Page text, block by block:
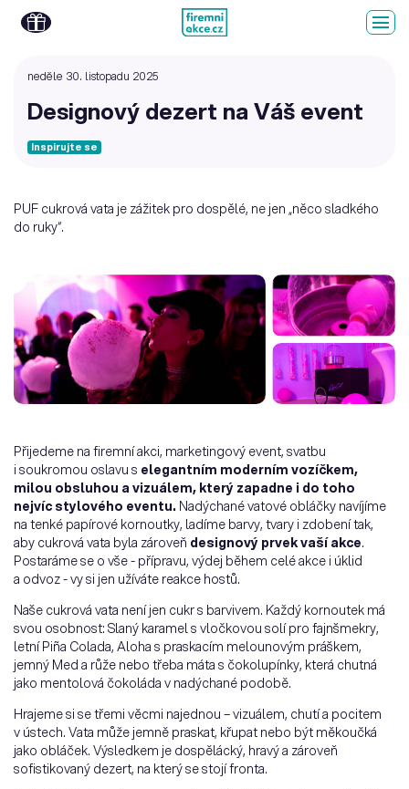
neděle 30. listopadu 2025
Designový dezert na Váš event
Inspirujte se
PUF cukrová vata je zážitek pro dospělé, ne jen „něco sladkého
do ruky“.
Přijedeme na firemní akci, marketingový event, svatbu
i soukromou oslavu s elegantním moderním vozíčkem,
milou obsluhou a vizuálem, který zapadne i do toho
nejvíc stylového eventu. Nadýchané vatové obláčky navíjíme
na tenké papírové kornoutky, ladíme barvy, tvary i zdobení tak,
aby cukrová vata byla zároveň designový prvek vaší akce.
Postaráme se o vše - přípravu, výdej během celé akce i úklid
a odvoz - vy si jen užíváte reakce hostů.
Naše cukrová vata není jen cukr s barvivem. Každý kornoutek má
svou osobnost: Slaný karamel s vločkovou solí pro fajnšmekry,
letní Piña Colada, Aloha s praskacím melounovým práškem,
jemný Med a růže nebo třeba máta s čokolupínky, která chutná
jako mentolová čokoláda v nadýchané podobě.
Hrajeme si se třemi věcmi najednou – vizuálem, chutí a pocitem
v ústech. Vata může jemně praskat, křupat nebo být měkoučká
jako obláček. Výsledkem je dospělácký, hravý a zároveň
sofistikovaný dezert, na který se stojí fronta.